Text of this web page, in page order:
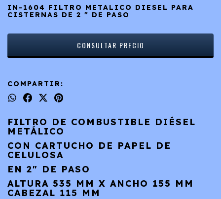
IN-1604 FILTRO METALICO DIESEL PARA
CISTERNAS DE 2 " DE PASO
COMPARTIR:
FILTRO DE COMBUSTIBLE DIÉSEL
METÁLICO
CON CARTUCHO DE PAPEL DE
CELULOSA
EN 2" DE PASO
ALTURA 535 MM X ANCHO 155 MM
CABEZAL 115 MM